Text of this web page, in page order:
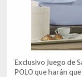
Exclusivo Juego de
POLO que harán